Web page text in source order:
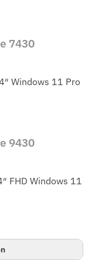
7430
Windows 11 Pro
9430
FHD Windows 11